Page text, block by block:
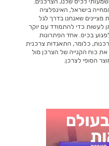
בישראל, האינפלציה
שאנחנו בדרך לגל
לעשות כדי להתמודד עם יוקר
בכיס. אחד הפתרונות
כלומר, התאגדות צרכנית
כוח הקנייה של הצרכן מול
הסופי לצרכן.